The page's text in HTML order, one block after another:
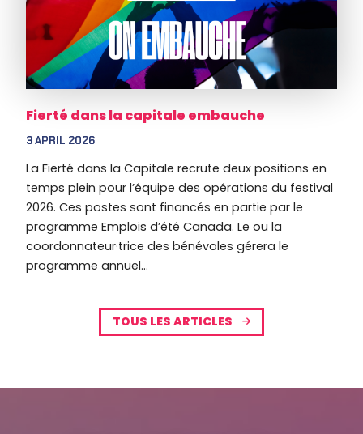
Fierté dans la capitale embauche
3 APRIL 2026
La Fierté dans la Capitale recrute deux positions en
temps plein pour l’équipe des opérations du festival
2026. Ces postes sont financés en partie par le
programme Emplois d’été Canada. Le ou la
coordonnateur·trice des bénévoles gérera le
programme annuel...
TOUS LES ARTICLES